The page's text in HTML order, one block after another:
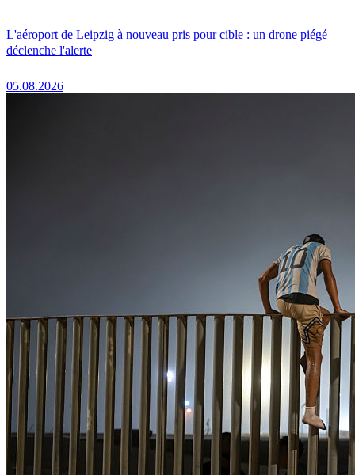
L'aéroport de Leipzig à nouveau pris pour cible : un drone piégé
déclenche l'alerte
05.08.2026